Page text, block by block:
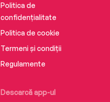
Descarcă app-ul
Politica de
confidențialitate
Politica de cookie
Termeni și condiții
Regulamente